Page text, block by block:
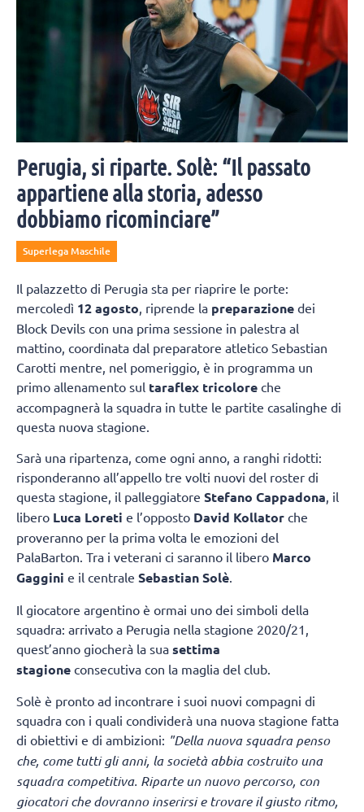
Perugia, si riparte. Solè: “Il passato
appartiene alla storia, adesso
dobbiamo ricominciare”
Superlega Maschile
Il palazzetto di Perugia sta per riaprire le porte:
mercoledì 12 agosto , riprende la preparazione dei
Block Devils con una prima sessione in palestra al
mattino, coordinata dal preparatore atletico Sebastian
Carotti mentre, nel pomeriggio, è in programma un
primo allenamento sul taraflex tricolore che
accompagnerà la squadra in tutte le partite casalinghe di
questa nuova stagione.
Sarà una ripartenza, come ogni anno, a ranghi ridotti:
risponderanno all’appello tre volti nuovi del roster di
questa stagione, il palleggiatore Stefano Cappadona, il
libero Luca Loreti e l’opposto David Kollator che
proveranno per la prima volta le emozioni del
PalaBarton. Tra i veterani ci saranno il libero Marco
Gaggini e il centrale Sebastian Solè.
Il giocatore argentino è ormai uno dei simboli della
squadra: arrivato a Perugia nella stagione 2020/21,
quest’anno giocherà la sua settima
stagione consecutiva con la maglia del club.
Solè è pronto ad incontrare i suoi nuovi compagni di
squadra con i quali condividerà una nuova stagione fatta
di obiettivi e di ambizioni: "Della nuova squadra penso
che, come tutti gli anni, la società abbia costruito una
squadra competitiva. Riparte un nuovo percorso, con
giocatori che dovranno inserirsi e trovare il giusto ritmo,